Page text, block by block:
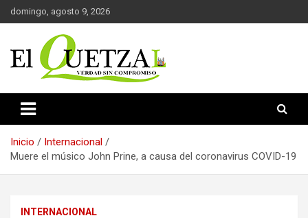
Saltar
al
domingo, agosto 9, 2026
El Quetzal de Cholula
Inicio
Internacional
Muere el músico John Prine, a causa del coronavirus COVID-19
INTERNACIONAL